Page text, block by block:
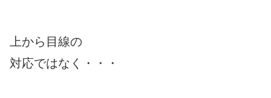
上から目線の
対応ではなく・・・